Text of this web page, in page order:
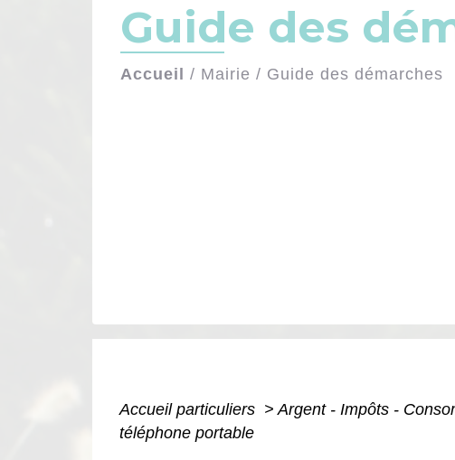
Guide des
Accueil / Mairie / Guide des démarches
Accueil particuliers > Argent - Impôts -
téléphone portable